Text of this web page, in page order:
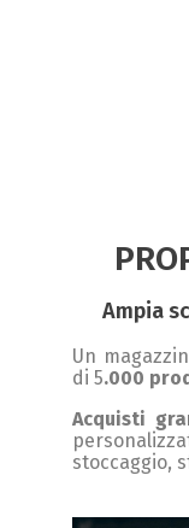
Ampia
Un
di 5.000
Acquisti
stoccaggio,